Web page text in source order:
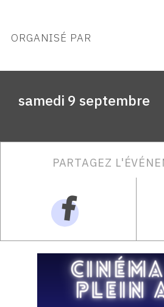
ORGANISÉ PAR
samedi 9 septembre
PARTAGEZ